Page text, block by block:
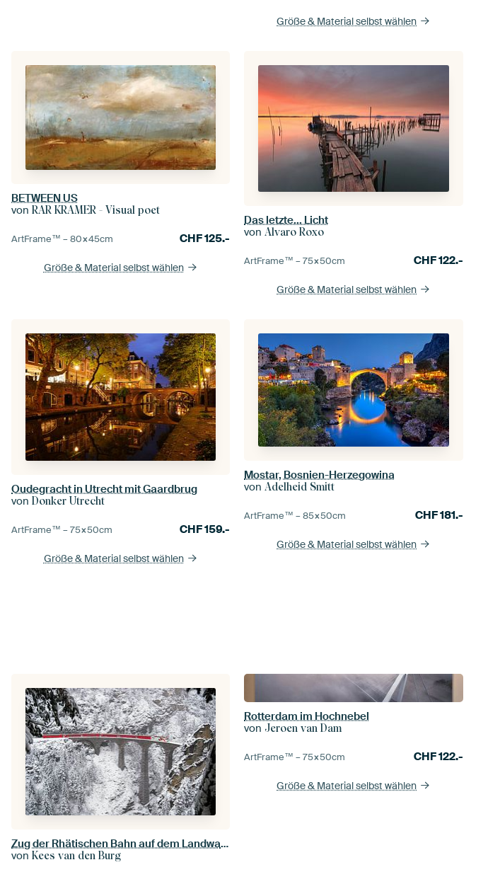
Größe & Material selbst wählen
BETWEEN US
vonRAR KRAMER - Visual poet
ArtFrame™ –80×45cm CHF125.-
Größe & Material selbst wählen
Das letzte... Licht
vonAlvaro Roxo
ArtFrame™ –75×50cm CHF122.-
Größe & Material selbst wählen
Oudegracht in Utrecht mit Gaardbrug
vonDonker Utrecht
ArtFrame™ –75×50cm CHF159.-
Größe & Material selbst wählen
Mostar, Bosnien-Herzegowina
vonAdelheid Smitt
ArtFrame™ –85×50cm CHF181.-
Größe & Material selbst wählen
Zug der Rhätischen Bahn auf dem Landwasserviadukt
vonKees van den Burg
Rotterdam im Hochnebel
von Jeroen van Dam
ArtFrame™ –75×50cm CHF122.-
Größe & Material selbst wählen